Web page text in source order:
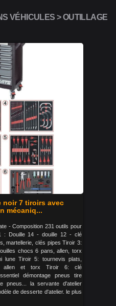
VÉHICULES > OUTILLAGE
noir 7 tiroirs avec
mécaniq...
- Composition 231 outils pour
: Douille 14 - douille 12 - clé
martellerie, clés pipes Tiroir 3:
chocs 6 pans, allen, torx
Tiroir 5: tournevis plats,
allen et torx Tiroir 6: clé
démontage pneus tire
pneus... la servante d'atelier
de desserte d'atelier. le plus